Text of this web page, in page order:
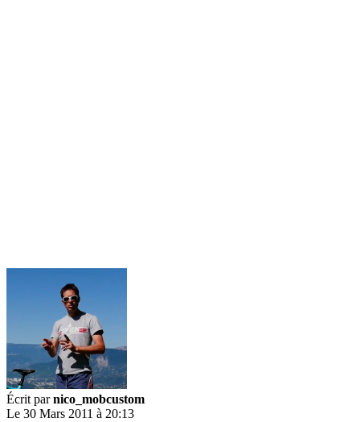
Écrit parnico_mobcustom
Le 30 Mars 2011 à 20:13